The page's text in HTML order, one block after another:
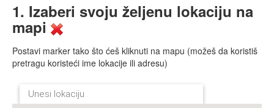
1. Izaberi svoju željenu lokaciju na
mapi
Postavi marker tako što ćeš kliknuti na mapu (možeš da koristiš
pretragu koristeći ime lokacije ili adresu)